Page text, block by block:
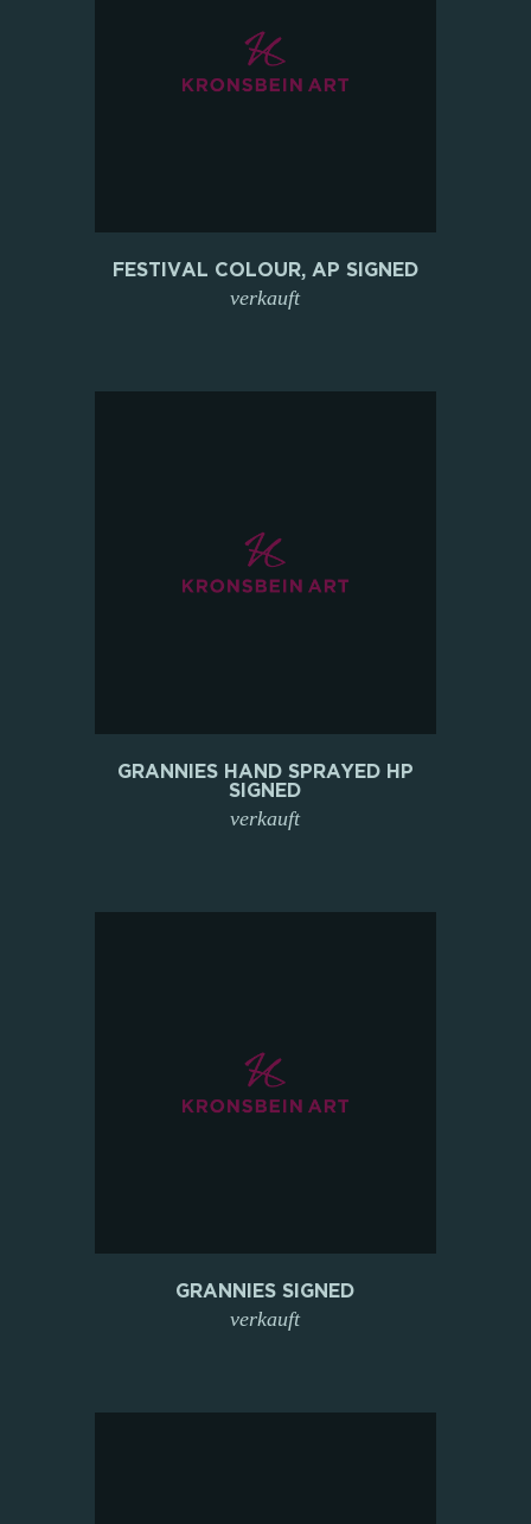
FESTIVAL COLOUR, AP SIGNED
verkauft
GRANNIES HAND SPRAYED HP
SIGNED
verkauft
GRANNIES SIGNED
verkauft